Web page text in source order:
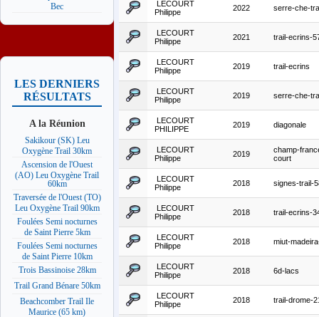
Bec
LES DERNIERS
RÉSULTATS
A la Réunion
Sakikour (SK) Leu
Oxygène Trail 30km
Ascension de l'Ouest
(AO) Leu Oxygène Trail
60km
Traversée de l'Ouest (TO)
Leu Oxygène Trail 90km
Foulées Semi nocturnes
de Saint Pierre 5km
Foulées Semi nocturnes
de Saint Pierre 10km
Trois Bassinoise 28km
Trail Grand Bénare 50km
Beachcomber Trail Ile
Maurice (65 km)
LECOURT
Philippe
2022 serre-che-
LECOURT
Philippe
2021 trail-ecrins-
LECOURT
Philippe
2019 trail-ecrins
LECOURT
Philippe
2019 serre-che-
LECOURT
PHILIPPE
2019 diagonale
LECOURT
Philippe
2019
champ-
court
LECOURT
Philippe
2018 signes-trail-
LECOURT
Philippe
2018 trail-ecrins-
LECOURT
Philippe
2018 miut-
LECOURT
Philippe
2018 6d-lacs
LECOURT
Philippe
2018 trail-drome-